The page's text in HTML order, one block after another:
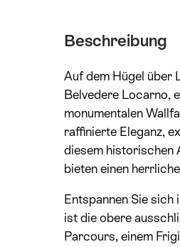
Beschreibung
Auf dem Hügel über
Belvedere Locarno,
monumentalen
raffinierte Eleganz,
diesem historischen
bieten einen
Entspannen Sie sich
ist die obere
Parcours, einem